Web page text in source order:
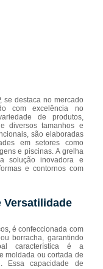
se destaca no mercado
com excelência no
de produtos,
diversos tamanhos e
são elaboradas
em setores como
e piscinas. A grelha
solução inovadora e
e contornos com
Versatilidade
é confeccionada com
borracha, garantindo
característica é a
moldada ou cortada de
Essa capacidade de